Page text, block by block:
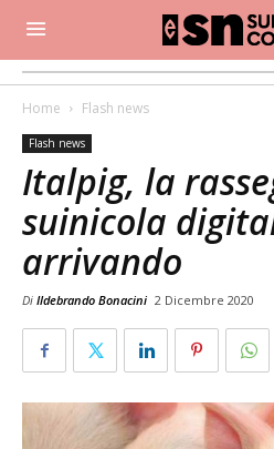
Home Flash news
Flash news
Italpig, la
suinicola
arrivando
Di Ildebrando Bonacini 2 Dicembre 2020